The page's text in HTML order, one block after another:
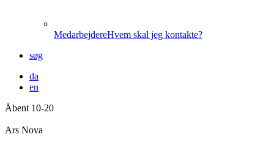
MedarbejdereHvem skal jeg kontakte?
søg
da
en
Åbent 10-20
Ars Nova